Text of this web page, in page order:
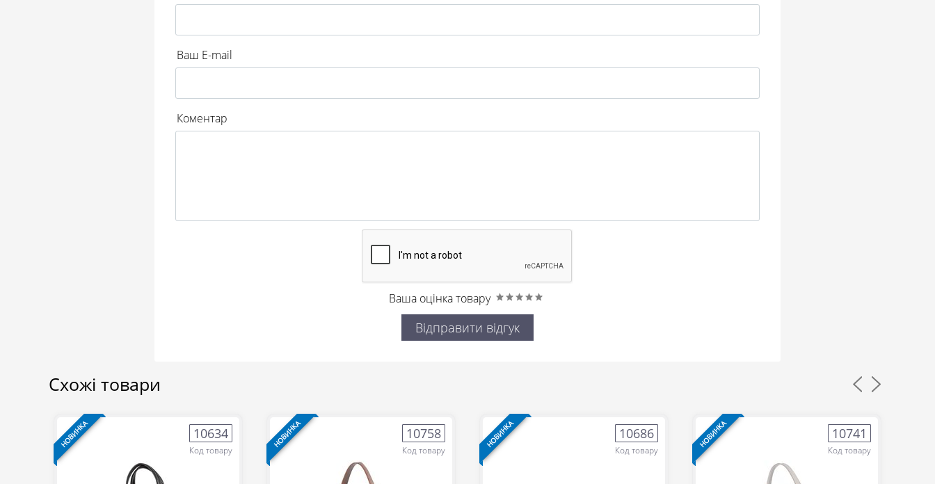
Ваш E-mail
Коментар
Ваша оцінка товару
Відправити відгук
Схожі товари
НОВИНКА 10634
Код товару
НОВИНКА 10758
Код товару
НОВИНКА 10686
Код товару
НОВИНКА 10741
Код товару